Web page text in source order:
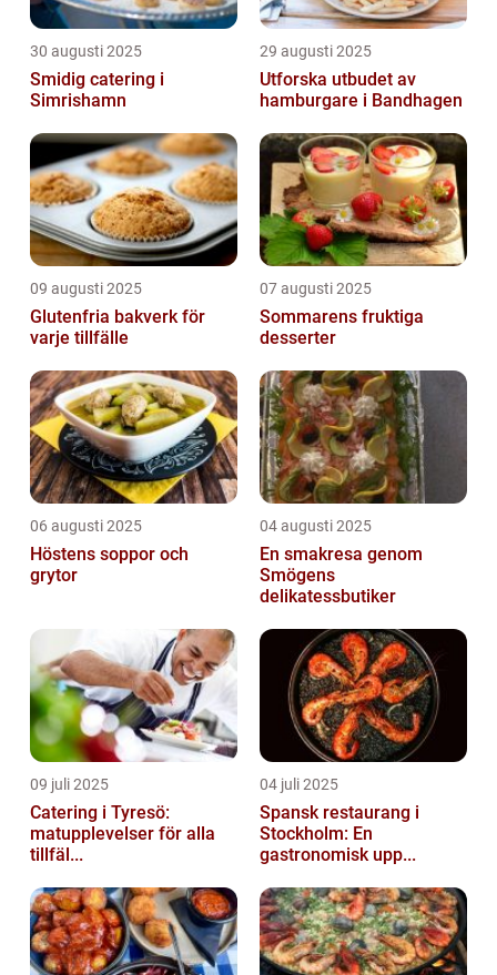
30 augusti 2025
Smidig catering i
Simrishamn
29 augusti 2025
Utforska utbudet av
hamburgare i Bandhagen
09 augusti 2025
Glutenfria bakverk för
varje tillfälle
07 augusti 2025
Sommarens fruktiga
desserter
06 augusti 2025
Höstens soppor och
grytor
04 augusti 2025
En smakresa genom
Smögens
delikatessbutiker
09 juli 2025
Catering i Tyresö:
matupplevelser för alla
tillfäl...
04 juli 2025
Spansk restaurang i
Stockholm: En
gastronomisk upp...